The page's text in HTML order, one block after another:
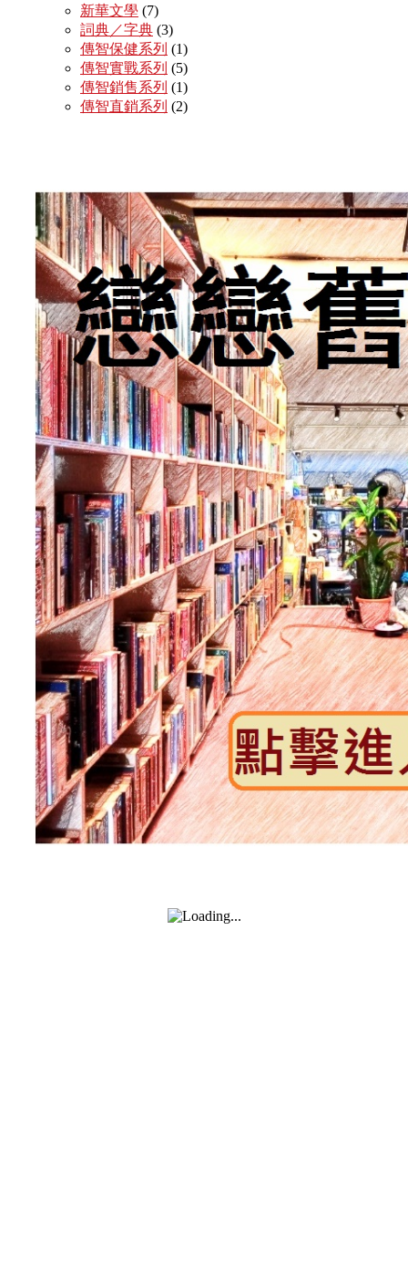
新華文學 (7)
詞典／字典 (3)
傳智保健系列 (1)
傳智實戰系列 (5)
傳智銷售系列 (1)
傳智直銷系列 (2)